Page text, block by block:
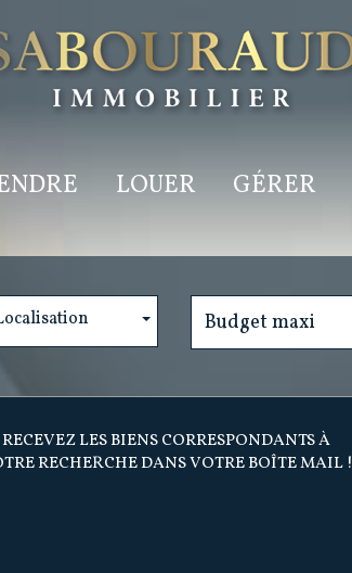
LOUER GÉRER
RECEVEZ LES BIENS CORRESPONDANTS À
RECHERCHE DANS VOTRE BOÎTE MAIL !